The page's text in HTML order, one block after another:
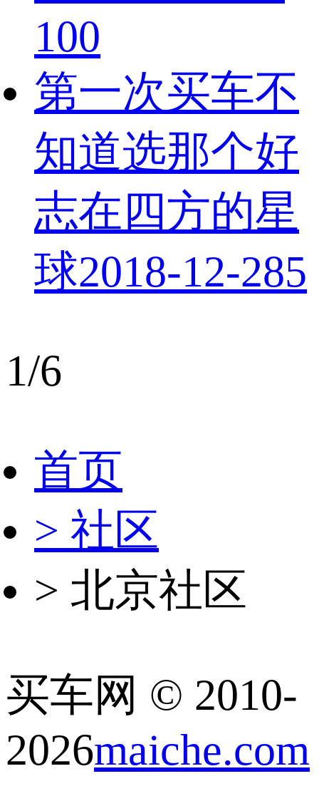
100
第一次买车不
知道选那个好
志在四方的星
球2018-12-285
1/6
首页
> 社区
> 北京社区
买车网 © 2010-
2026maiche.com